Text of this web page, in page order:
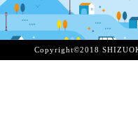
Copyright©2018